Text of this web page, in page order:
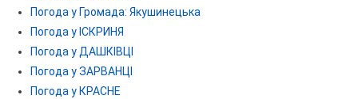
Погода у Громада: Якушинецька
Погода у ІСКРИНЯ
Погода у ДАШКІВЦІ
Погода у ЗАРВАНЦІ
Погода у КРАСНЕ